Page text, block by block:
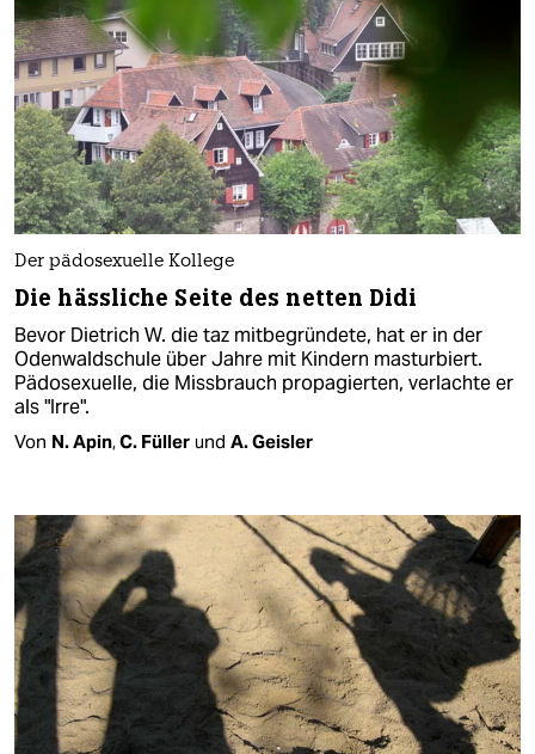
Der pädosexuelle Kollege
Die hässliche Seite des netten Didi
Bevor Dietrich W. die taz mitbegründete, hat er in der
Odenwaldschule über Jahre mit Kindern masturbiert.
Pädosexuelle, die Missbrauch propagierten, verlachte er
als "Irre".
Von N. Apin,C. Füller und A. Geisler